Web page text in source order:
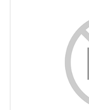
Keywords
Bruikbaarheid
Document